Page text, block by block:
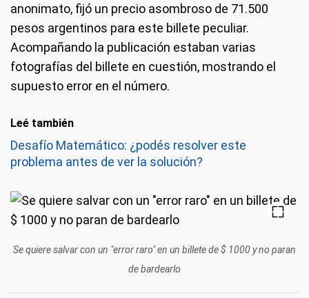
anonimato, fijó un precio asombroso de 71.500
pesos argentinos para este billete peculiar.
Acompañando la publicación estaban varias
fotografías del billete en cuestión, mostrando el
supuesto error en el número.
Leé también
Desafío Matemático: ¿podés resolver este
problema antes de ver la solución?
Se quiere salvar con un "error raro" en un billete de $ 1000 y no paran
de bardearlo